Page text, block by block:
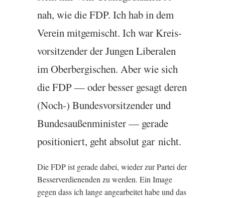
nah, wie dieFDP. Ich hab in dem
Ver­ein mit­gemis­cht. Ich war Kre­is­
vorsitzender der Jun­gen Lib­eralen
im Ober­ber­gis­chen. Aber wie sich
dieFDP— oder bess­er gesagt der­en
(Noch-) Bundes­vorsitzender und
Bundesaußen­min­is­ter — gerade
pos­i­tioniert, geht abso­lut gar nicht.
DieFDPist gerade dabei, wieder zur Partei der
Besserverdien­enden zu wer­den. Ein Image
gegen dass ich lange angearbeitet habe und das